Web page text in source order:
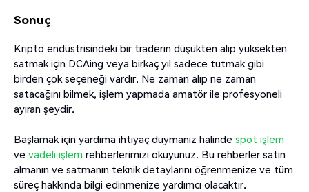
Sonuç
Kripto endüstrisindeki bir traderın düşükten alıp yüksekten
satmak için DCAing veya birkaç yıl sadece tutmak gibi
birden çok seçeneği vardır. Ne zaman alıp ne zaman
satacağını bilmek, işlem yapmada amatör ile profesyoneli
ayıran şeydir.
Başlamak için yardıma ihtiyaç duymanız halinde spot işlem
ve vadeli işlem rehberlerimizi okuyunuz. Bu rehberler satın
almanın ve satmanın teknik detaylarını öğrenmenize ve tüm
süreç hakkında bilgi edinmenize yardımcı olacaktır.